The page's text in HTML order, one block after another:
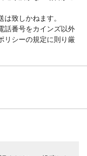
致しかねます。
話番号をカインズ以外
リシーの規定に則り厳